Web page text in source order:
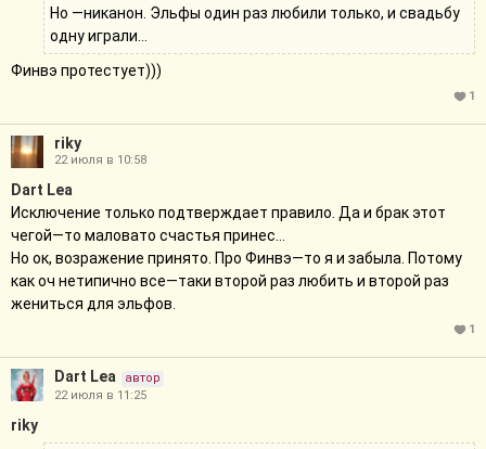
Но —никанон. Эльфы один раз любили только, и свадьбу
одну играли…
Финвэ протестует)))
1
riky
22 июля в 10:58
Dart Lea
Исключение только подтверждает правило. Да и брак этот
чегой—то маловато счастья принес…
Но ок, возражение принято. Про Финвэ—то я и забыла. Потому
как оч нетипично все—таки второй раз любить и второй раз
жениться для эльфов.
1
Dart Lea
автор
22 июля в 11:25
riky